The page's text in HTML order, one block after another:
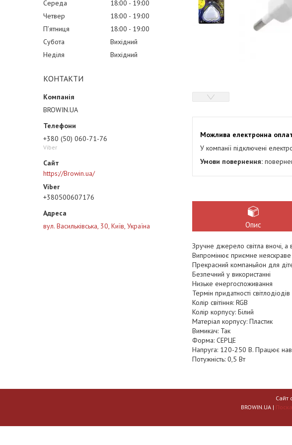
Середа 18:00
19:00
Четвер
18:00
19:00
Пʼятниця
18:00
19:00
Субота
Вихідний
Неділя
Вихідний
КОНТАКТИ
BROWIN.UA
+380 (50) 060-71-76
Viber
https://Browin.ua/
+380500607176
вул. Васильківська, 30, Київ, Україна
У компанії підключені
Опис
Зручне джерело світла вночі, а
Випромінює приємне неяскраве
Прекрасний компаньйон для
Безпечний у використанні
Низьке енергоспоживання
Термін придатності
Колір світіння: RGB
Колір корпусу: Білий
Матеріал корпусу: Пластик
Вимикач: Так
Форма: СЕРЦЕ
Напруга: 120-250 В. Працює
Потужність: 0,5 Вт
Сайт
BROWIN.UA |